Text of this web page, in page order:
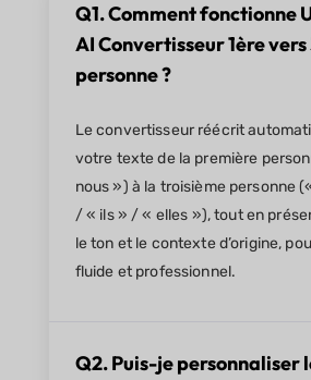
Q1. Comment fonctionne
AI Convertisseur 1ère
personne ?
Le convertisseur réécrit
votre texte de la première
nous ») à la troisième personne
/ « ils » / « elles »), tout en
le ton et le contexte d’origine,
fluide et professionnel.
Q2. Puis-je personnaliser